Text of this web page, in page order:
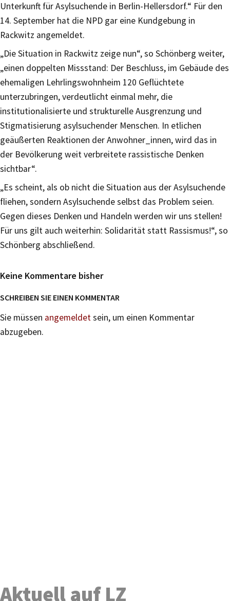
Unterkunft für Asylsuchende in Berlin-Hellersdorf.“ Für den
14. September hat die NPD gar eine Kundgebung in
Rackwitz angemeldet.
„Die Situation in Rackwitz zeige nun“, so Schönberg weiter,
„einen doppelten Missstand: Der Beschluss, im Gebäude des
ehemaligen Lehrlingswohnheim 120 Geflüchtete
unterzubringen, verdeutlicht einmal mehr, die
institutionalisierte und strukturelle Ausgrenzung und
Stigmatisierung asylsuchender Menschen. In etlichen
geäußerten Reaktionen der Anwohner_innen, wird das in
der Bevölkerung weit verbreitete rassistische Denken
sichtbar“.
„Es scheint, als ob nicht die Situation aus der Asylsuchende
fliehen, sondern Asylsuchende selbst das Problem seien.
Gegen dieses Denken und Handeln werden wir uns stellen!
Für uns gilt auch weiterhin: Solidarität statt Rassismus!“, so
Schönberg abschließend.
Keine Kommentare bisher
SCHREIBEN SIE EINEN KOMMENTAR
Sie müssen angemeldetsein, um einen Kommentar
abzugeben.
Aktuell auf LZ